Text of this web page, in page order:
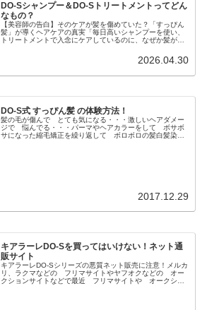
DO-Sシャンプー＆DO-Sトリートメントってどん
なもの？
【美容師の告白】そのケアが髪を傷めていた？「すっぴん
髪」が導くヘアケアの真実「毎日高いシャンプーを使い、
トリートメントで入念にケアしているのに、なぜか髪がパ
2026.04.30
DO-S式 すっぴん髪 の体験方法！
髪の毛が傷んで とても気になる・・・激しいヘアダメー
ジで 悩んでる・・・パーマやヘアカラーをして ボサボ
サになった縮毛矯正を繰り返して ボロボロの髪白髪染め
2017.12.29
キアラーレDO-Sを買ってはいけない！ネット通
販サイト
キアラーレDO-Sシリーズの悪質ネット販売に注意！メルカ
リ、ラクマなどの フリマサイトやヤフオクなどの オー
クションサイトなどで最近 フリマサイトや オークショ